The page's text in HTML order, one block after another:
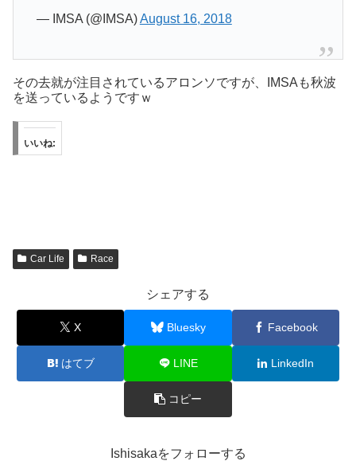
— IMSA (@IMSA)August 16, 2018
その去就が注目されているアロンソですが、IMSAも秋波
を送っているようですｗ
いいね:
Car Life Race
シェアする
X Bluesky Facebook
はてブ LINE LinkedIn
コピー
Ishisakaをフォローする